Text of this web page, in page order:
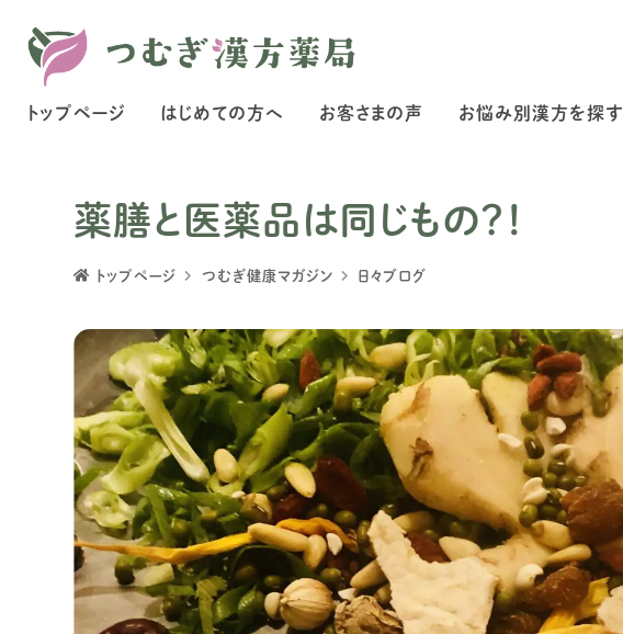
トップページ はじめての方へ お客さまの声 お悩み別漢方を探す
薬膳と医薬品は同じもの？！
トップページ つむぎ健康マガジン 日々ブログ